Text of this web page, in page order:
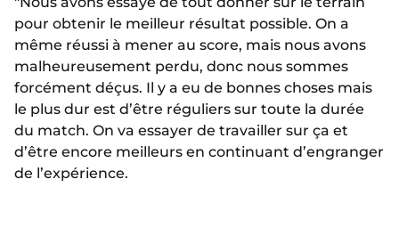
pour obtenir le meilleur résultat possible. On a
même réussi à mener au score, mais nous avons
malheureusement perdu, donc nous sommes
forcément déçus. Il y a eu de bonnes choses mais
le plus dur est d’être réguliers sur toute la durée
du match. On va essayer de travailler sur ça et
d’être encore meilleurs en continuant d’engranger
de l’expérience.